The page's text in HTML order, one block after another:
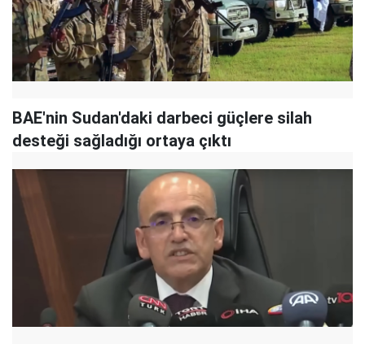
BAE'nin Sudan'daki darbeci güçlere silah
desteği sağladığı ortaya çıktı